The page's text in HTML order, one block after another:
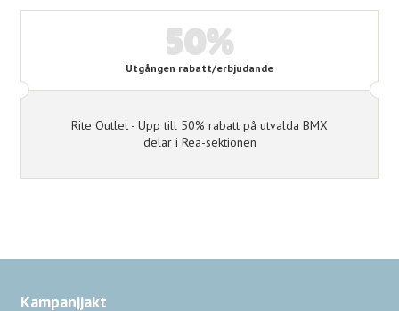
50%
Utgången rabatt/erbjudande
Rite Outlet - Upp till 50% rabatt på utvalda BMX
delar i Rea-sektionen
Kampanjjakt